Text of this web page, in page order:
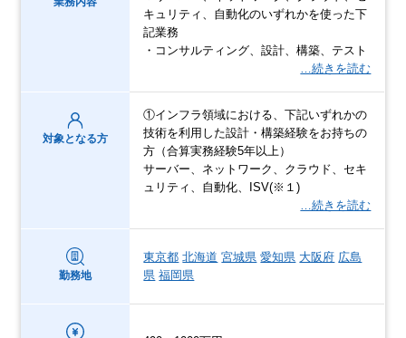
キュリティ、自動化のいずれかを使った下
記業務
・コンサルティング、設計、構築、テスト
…続きを読む
対象となる方
①インフラ領域における、下記いずれかの
技術を利用した設計・構築経験をお持ちの
方（合算実務経験5年以上）
サーバー、ネットワーク、クラウド、セキ
ュリティ、自動化、ISV(※１)
…続きを読む
勤務地
東京都 北海道 宮城県 愛知県 大阪府 広島
県 福岡県